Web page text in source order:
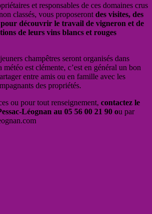
et responsables de ces domaines crus
classés, vous proposeront des visites, des
découvrir le travail de vigneron et de
de leurs vins blancs et rouges
champêtres seront organisés dans
météo est clémente, c’est en général un bon
entre amis ou en famille avec les
des propriétés.
ou pour tout renseignement, contactez le
Léognan au 05 56 00 21 90 ou par